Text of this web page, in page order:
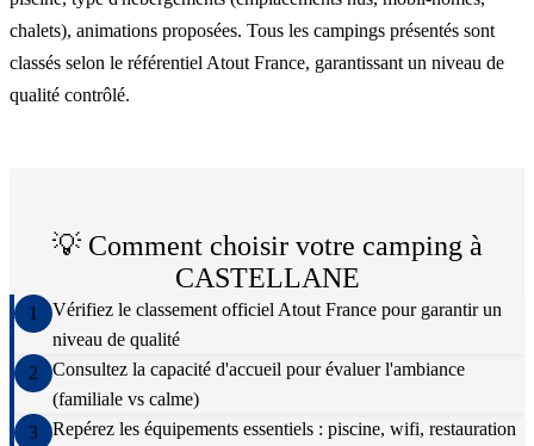
chalets), animations proposées. Tous les campings présentés sont
classés selon le référentiel Atout France, garantissant un niveau de
qualité contrôlé.
💡 Comment choisir votre camping à
CASTELLANE
1
Vérifiez le classement officiel Atout France pour garantir un
niveau de qualité
2
Consultez la capacité d'accueil pour évaluer l'ambiance
(familiale vs calme)
3
Repérez les équipements essentiels : piscine, wifi, restauration